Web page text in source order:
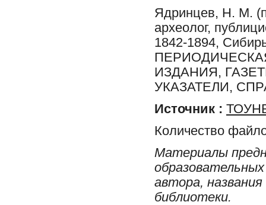
Ядринцев, Н. М.
археолог,
1842-1894,
ИЗДАНИЯ,
УКАЗАТЕЛИ,
Источник :
Количество
Материалы
автора,
библиотеки.